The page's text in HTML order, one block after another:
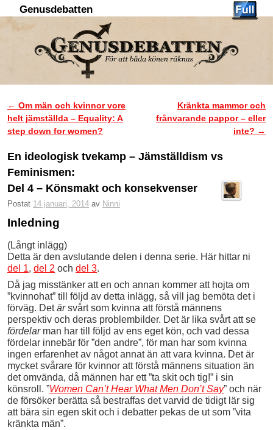
Genusdebatten
Inläggsnavigering
← Om män och kvinnor vore
helt jämställda – Equality: A
step down for women?
Kränkta mammor och
frånvarande pappor – eller
inte? →
En ideologisk tvekamp – Jämställdism vs
Feminismen:
Del 4 – Könsmakt och konsekvenser
Postat 14 januari, 2014 av Ninni
Inledning
(Långt inlägg)
Detta är den avslutande delen i denna serie. Här hittar ni
del 1, del 2 och del 3.
Då jag misstänker att en och annan kommer att hojta om
”kvinnohat” till följd av detta inlägg, så vill jag bemöta det i
förväg. Detärsvårt som kvinna att förstå männens
perspektiv och deras problembilder. Det är lika svårt att se
fördelarman har till följd av ens eget kön, och vad dessa
fördelar innebär för ”den andre”, för man har som kvinna
ingen erfarenhet av något annat än att vara kvinna. Det är
mycket svårare för kvinnor att förstå männens situation än
det omvända, då männen har ett ”ta skit och tig!” i sin
könsroll. ”Women Can’t Hear What Men Don’t Say” och när
de försöker berätta så bestraffas det varvid de tidigt lär sig
att bära sin egen skit och i debatter pekas de ut som ”vita
kränkta män”.